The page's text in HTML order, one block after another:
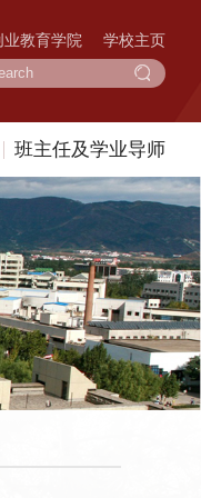
业教育学院 学校主页
班主任及学业导师